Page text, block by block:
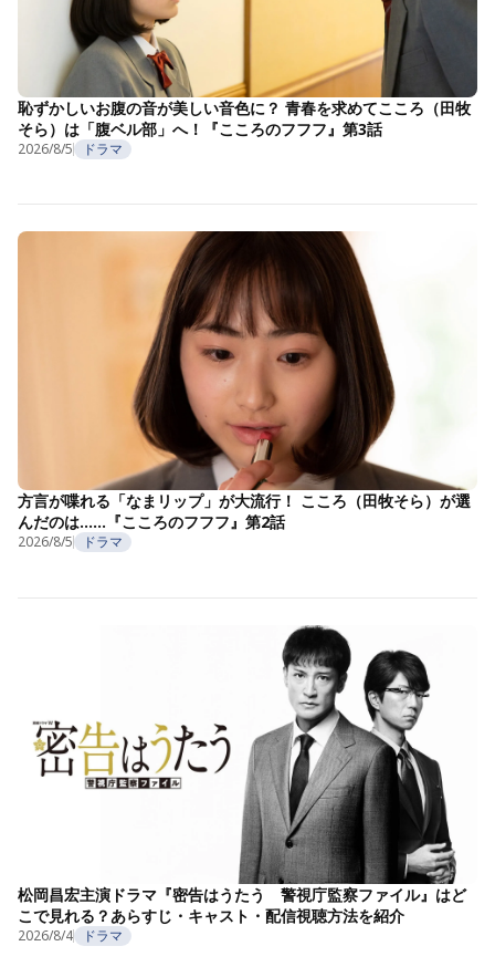
恥ずかしいお腹の音が美しい音色に？ 青春を求めてこころ（田牧
そら）は「腹ベル部」へ！『こころのフフフ』第3話
2026/8/5 ドラマ
方言が喋れる「なまリップ」が大流行！ こころ（田牧そら）が選
んだのは……『こころのフフフ』第2話
2026/8/5 ドラマ
松岡昌宏主演ドラマ『密告はうたう 警視庁監察ファイル』はど
こで見れる？あらすじ・キャスト・配信視聴方法を紹介
2026/8/4 ドラマ